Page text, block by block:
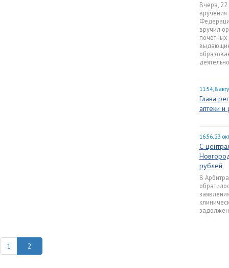
Вчера, 22
вручения
вручил
11:54, 8
Глава
аптеки
16:56, 23
С
рублей
В
1